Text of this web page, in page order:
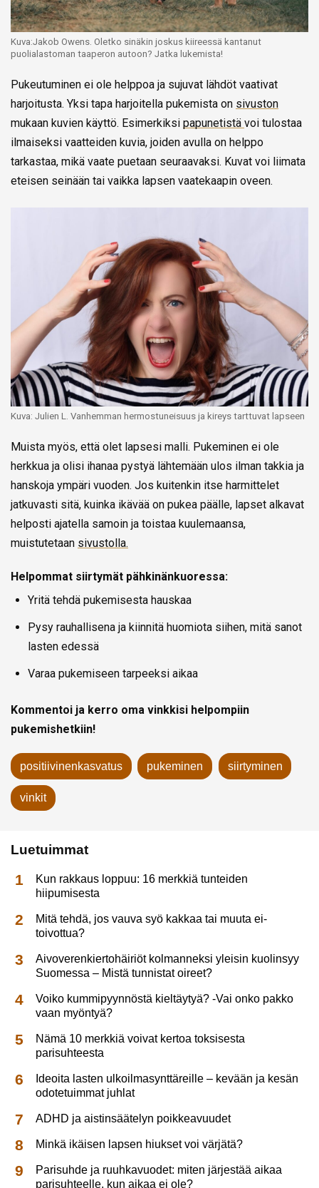
Kuva:Jakob Owens. Oletko sinäkin joskus kiireessä kantanut
puolialastoman taaperon autoon? Jatka lukemista!
Pukeutuminen ei ole helppoa ja sujuvat lähdöt vaativat
harjoitusta. Yksi tapa harjoitella pukemista on sivuston
mukaan kuvien käyttö. Esimerkiksi papunetistä voi tulostaa
ilmaiseksi vaatteiden kuvia, joiden avulla on helppo
tarkastaa, mikä vaate puetaan seuraavaksi. Kuvat voi liimata
eteisen seinään tai vaikka lapsen vaatekaapin oveen.
Kuva: Julien L. Vanhemman hermostuneisuus ja kireys tarttuvat lapseen
Muista myös, että olet lapsesi malli. Pukeminen ei ole
herkkua ja olisi ihanaa pystyä lähtemään ulos ilman takkia ja
hanskoja ympäri vuoden. Jos kuitenkin itse harmittelet
jatkuvasti sitä, kuinka ikävää on pukea päälle, lapset alkavat
helposti ajatella samoin ja toistaa kuulemaansa,
muistutetaan sivustolla.
Helpommat siirtymät pähkinänkuoressa:
Yritä tehdä pukemisesta hauskaa
Pysy rauhallisena ja kiinnitä huomiota siihen, mitä sanot
lasten edessä
Varaa pukemiseen tarpeeksi aikaa
Kommentoi ja kerro oma vinkkisi helpompiin
pukemishetkiin!
positiivinenkasvatus pukeminen siirtyminen
vinkit
Luetuimmat
Kun rakkaus loppuu: 16 merkkiä tunteiden
hiipumisesta
Mitä tehdä, jos vauva syö kakkaa tai muuta ei-
toivottua?
Aivoverenkiertohäiriöt kolmanneksi yleisin kuolinsyy
Suomessa – Mistä tunnistat oireet?
Voiko kummipyynnöstä kieltäytyä? -Vai onko pakko
vaan myöntyä?
Nämä 10 merkkiä voivat kertoa toksisesta
parisuhteesta
Ideoita lasten ulkoilmasynttäreille – kevään ja kesän
odotetuimmat juhlat
ADHD ja aistinsäätelyn poikkeavuudet
Minkä ikäisen lapsen hiukset voi värjätä?
Parisuhde ja ruuhkavuodet: miten järjestää aikaa
parisuhteelle, kun aikaa ei ole?